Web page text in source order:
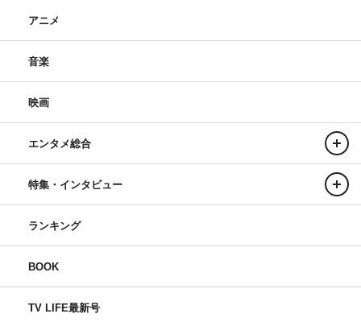
アニメ
音楽
映画
エンタメ総合
特集・インタビュー
ランキング
BOOK
TV LIFE最新号